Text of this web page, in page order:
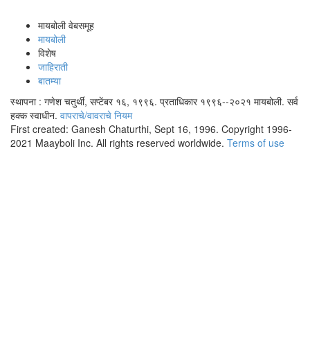
मायबोली वेबसमूह
मायबोली
विशेष
जाहिराती
बातम्या
स्थापना : गणेश चतुर्थी, सप्टेंबर १६, १९९६. प्रताधिकार १९९६--२०२१ मायबोली. सर्व
हक्क स्वाधीन. वापराचे/वावराचे नियम
First created: Ganesh Chaturthi, Sept 16, 1996. Copyright 1996-
2021 Maayboli Inc. All rights reserved worldwide. Terms of use